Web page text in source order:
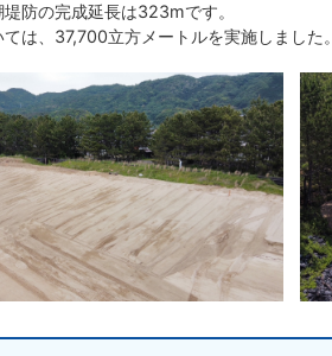
防の完成延長は323mです。
は、37,700立方メートルを実施しました。